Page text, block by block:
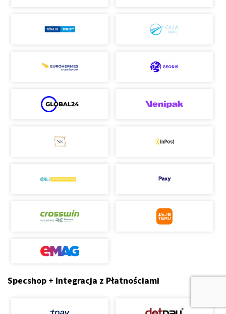
Specshop + Integracja z Płatnościami